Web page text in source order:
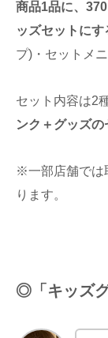
商品1品に、
ッズセットにす
プ)・セットメ
セット内容は2
ンク＋グッズの
※一部店舗では
ります。
◎「キッズ